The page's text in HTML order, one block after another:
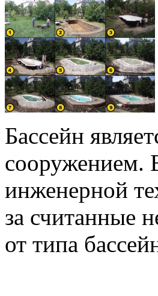
Бассейн
сооружением.
инженерной
за считанные
от типа